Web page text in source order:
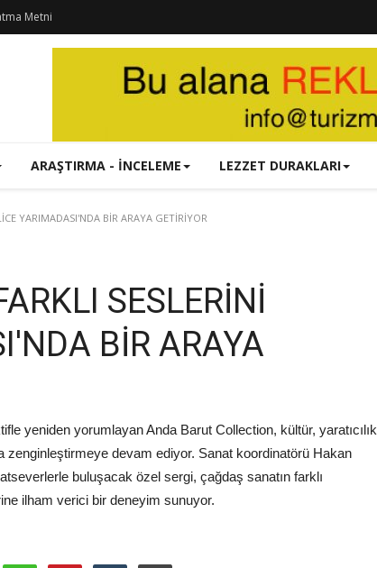
Metni
ARAŞTIRMA - İNCELEME LEZZET DURAKLARI
YARIMADASI'NDA BİR ARAYA GETİRİYOR
SESLERİNİ
BİR ARAYA
yeniden yorumlayan Anda Barut Collection, kültür, yaratıcılık
zenginleştirmeye devam ediyor. Sanat koordinatörü Hakan
buluşacak özel sergi, çağdaş sanatın farklı
ilham verici bir deneyim sunuyor.